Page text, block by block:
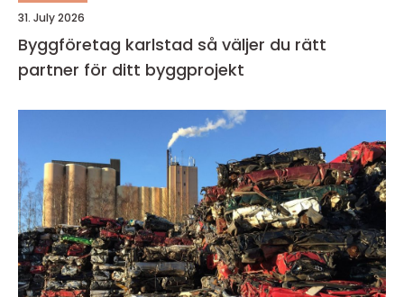
31. July 2026
Byggföretag karlstad så väljer du rätt
partner för ditt byggprojekt